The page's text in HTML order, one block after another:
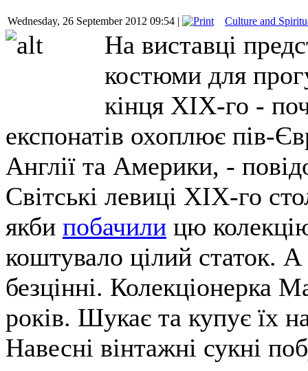
Wednesday, 26 September 2012 09:54 | Culture and
На виставці
костюми для
кінця XIX-го -
експонатів охоплює пів-
Англії та Америки, -
Світські левиці XIX-го
якби побачили цю
коштувало цілий статок. А
безцінні. Колекціонерка
років. Шукає та купує їх
Навесні вінтажні сукні